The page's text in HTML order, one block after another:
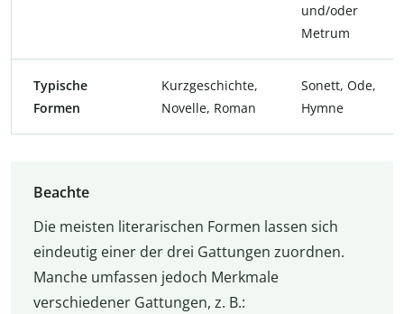
und/oder
Metrum
Typische
Formen
Kurzgeschichte,
Novelle, Roman
Sonett, Ode,
Hymne
Beachte
Die meisten literarischen Formen lassen sich
eindeutig einer der drei Gattungen zuordnen.
Manche umfassen jedoch Merkmale
verschiedener Gattungen, z. B.: